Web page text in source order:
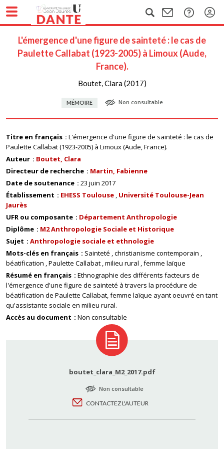
L'émergence d'une figure de sainteté : le cas de
Paulette Callabat (1923-2005) à Limoux (Aude,
France).
Boutet, Clara (2017)
MÉMOIRE Non consultable
Titre en français
L'émergence d'une figure de sainteté : le cas de
Paulette Callabat (1923-2005) à Limoux (Aude, France).
Auteur
Boutet, Clara
Directeur de recherche
Martin, Fabienne
Date de soutenance
23 juin 2017
Établissement
EHESS Toulouse Université Toulouse-Jean
Jaurès
UFR ou composante
Département Anthropologie
Diplôme
M2 Anthropologie Sociale et Historique
Sujet
Anthropologie sociale et ethnologie
Mots-clés en français
Sainteté christianisme contemporain
béatification Paulette Callabat milieu rural femme laïque
Résumé en français
Ethnographie des différents facteurs de
l'émergence d'une figure de sainteté à travers la procédure de
béatification de Paulette Callabat, femme laïque ayant oeuvré en tant
qu'assistante sociale en milieu rural.
Accès au document
Non consultable
boutet_clara_M2_2017.pdf
Non consultable
CONTACTEZ L'AUTEUR